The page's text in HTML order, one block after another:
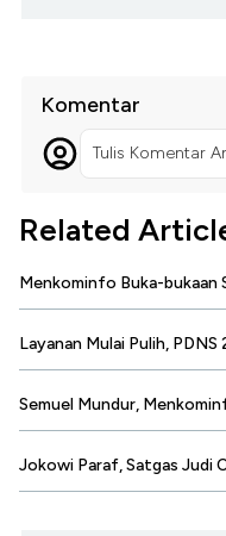
Komentar
Tulis Komentar
Related
Menkominfo Buka-bukaan
Layanan Mulai Pulih,
Semuel Mundur,
Jokowi Paraf, Satgas Judi